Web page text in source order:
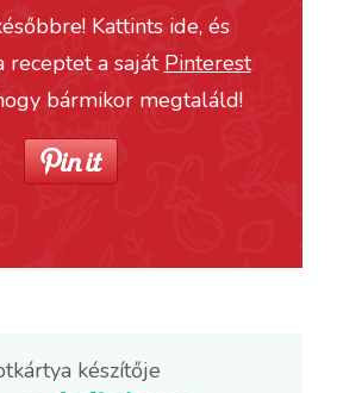
Kattints ide, és
receptet a saját Pinterest
bármikor megtaláld!
készítője